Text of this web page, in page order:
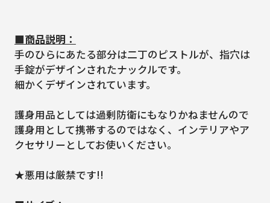
■商品説明：
手のひらにあたる部分は二丁のピストルが、指穴は
手錠がデザインされたナックルです。
細かくデザインされています。
護身用品としては過剰防衛にもなりかねませんので
護身用として携帯するのではなく、インテリアやア
クセサリーとしてお使いください。
★悪用は厳禁です!!